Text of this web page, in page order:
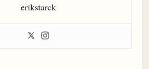
erikstarck